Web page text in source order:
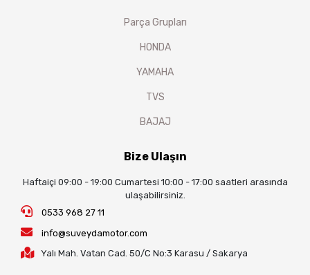
Parça Grupları
HONDA
YAMAHA
TVS
BAJAJ
Bize Ulaşın
Haftaiçi 09:00 - 19:00 Cumartesi 10:00 - 17:00 saatleri arasında
ulaşabilirsiniz.
0533 968 27 11
info@suveydamotor.com
Yalı Mah. Vatan Cad. 50/C No:3 Karasu / Sakarya